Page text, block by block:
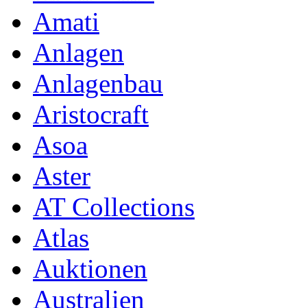
Amati
Anlagen
Anlagenbau
Aristocraft
Asoa
Aster
AT Collections
Atlas
Auktionen
Australien